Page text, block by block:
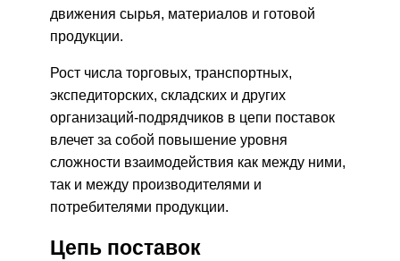
движения сырья, материалов и готовой
продукции.
Рост числа торговых, транспортных,
экспедиторских, складских и других
организаций-подрядчиков в цепи поставок
влечет за собой повышение уровня
сложности взаимодействия как между ними,
так и между производителями и
потребителями продукции.
Цепь поставок